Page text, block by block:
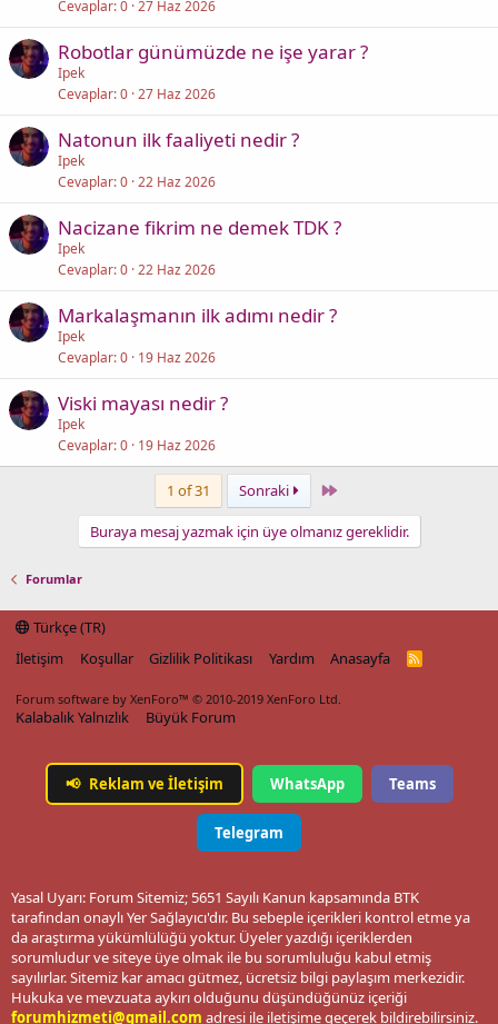
Cevaplar 0 27 Haz 2026
Robotlar günümüzde ne işe yarar ?
Ipek
Cevaplar 0 27 Haz 2026
Natonun ilk faaliyeti nedir ?
Ipek
Cevaplar 0 22 Haz 2026
Nacizane fikrim ne demek TDK ?
Ipek
Cevaplar 0 22 Haz 2026
Markalaşmanın ilk adımı nedir ?
Ipek
Cevaplar 0 19 Haz 2026
Viski mayası nedir ?
Ipek
Cevaplar 0 19 Haz 2026
1 of 31 Sonraki Last
Buraya mesaj yazmak için üye olmanız gereklidir.
Forumlar
Türkçe (TR)
İletişim
Koşullar Gizlilik Politikası Yardım Anasayfa
R
Forum software by XenForo™ © 2010-2019 XenForo Ltd.
Kalabalık Yalnızlık Büyük Forum
📢 Reklam ve İletişim WhatsApp Teams
Telegram
Yasal Uyarı: Forum Sitemiz; 5651 Sayılı Kanun kapsamında BTK
tarafından onaylı Yer Sağlayıcı'dır. Bu sebeple içerikleri kontrol etme ya
da araştırma yükümlülüğü yoktur. Üyeler yazdığı içeriklerden
sorumludur ve siteye üye olmak ile bu sorumluluğu kabul etmiş
sayılırlar. Sitemiz kar amacı gütmez, ücretsiz bilgi paylaşım merkezidir.
Hukuka ve mevzuata aykırı olduğunu düşündüğünüz içeriği
forumhizmeti@gmail.com adresi ile iletişime geçerek bildirebilirsiniz.